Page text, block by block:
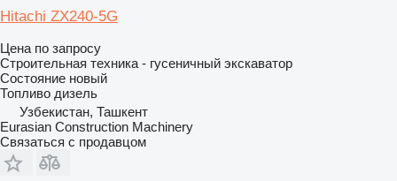
Hitachi ZX240-5G
Цена по запросу
Строительная техника - гусеничный экскаватор
Состояние новый
Топливо дизель
Узбекистан, Ташкент
Eurasian Construction Machinery
Связаться с продавцом